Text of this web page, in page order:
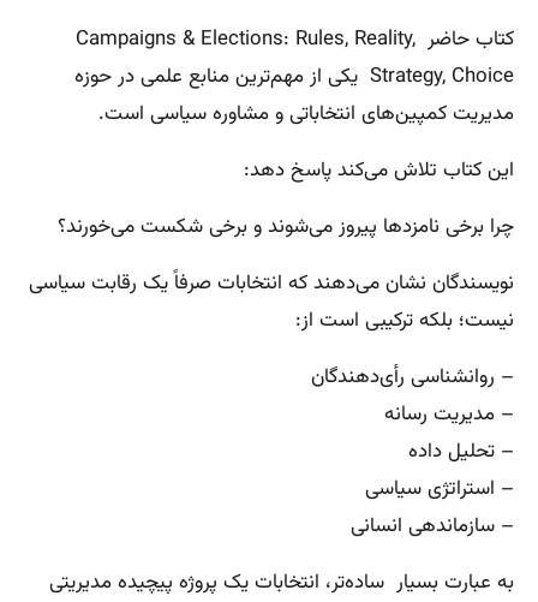
کتاب حاضر Campaigns & Elections: Rules, Reality,
Strategy, Choice یکی از مهم‌ترین منابع علمی در حوزه
مدیریت کمپین‌های انتخاباتی و مشاوره سیاسی است.
این کتاب تلاش می‌کند پاسخ دهد:
چرا برخی نامزدها پیروز می‌شوند و برخی شکست می‌خورند؟
نویسندگان نشان می‌دهند که انتخابات صرفاً یک رقابت سیاسی
نیست؛ بلکه ترکیبی است از:
– روانشناسی رأی‌دهندگان
– مدیریت رسانه
– تحلیل داده
– استراتژی سیاسی
– سازماندهی انسانی
به عبارت بسیار ساده‌تر، انتخابات یک پروژه پیچیده مدیریتی